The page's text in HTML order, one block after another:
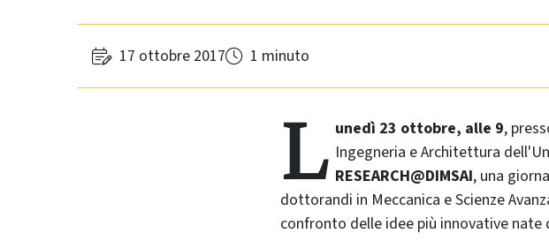
17 ottobre 2017 1 minuto
L unedì 23 ottobre, alle 9,
Ingegneria e Architettura
RESEARCH@DIMSAI, una
dottorandi in Meccanica e Scienze
confronto delle idee più innovative